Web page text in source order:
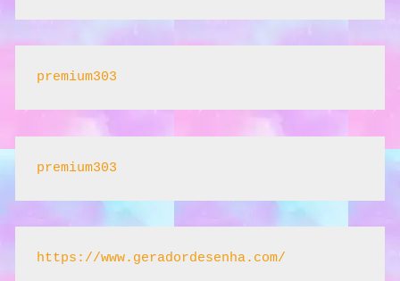
premium303
premium303
https://www.geradordesenha.com/